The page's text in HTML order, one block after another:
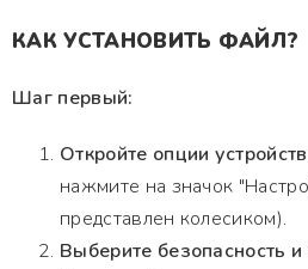
КАК УСТАНОВИТЬ ФАЙЛ?
Шаг первый:
Откройте опции
нажмите на значок
представлен колесиком).
Выберите безопасность